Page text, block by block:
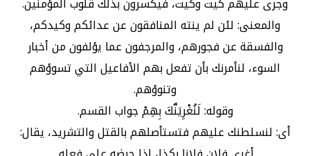
والمعنى: لئن لم ينته المنافقون عن عدائكم وكيدكم،
والفسقة عن فجورهم، والمرجفون عما يؤلفون من أخبار
السوء، لنأمرنك بأن تفعل بهم الأفاعيل التي تسوؤهم
وتنوؤهم.
وقوله: لَنُغْرِيَنَّكَ بِهِمْ جواب القسم.
أى: لنسلطنك عليهم فتستأصلهم بالقتل والتشريد، يقال: